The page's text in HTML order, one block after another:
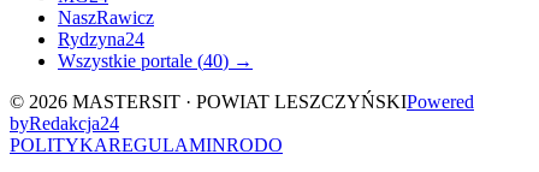
NaszRawicz
Rydzyna24
Wszystkie portale (40) →
© 2026 MASTERSIT · POWIAT LESZCZYŃSKIPowered
byRedakcja24
POLITYKAREGULAMINRODO